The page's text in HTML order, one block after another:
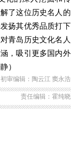
了这位历史名人的
扬其优秀品质打下
青岛历史文化名人
，吸引更多国内外
）
初审编辑：陶云江 窦永浩
责任编辑：霍纯晓